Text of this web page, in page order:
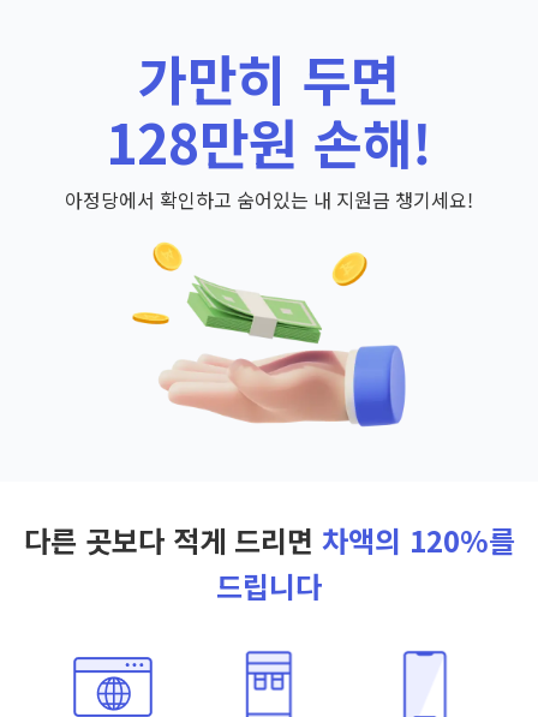
가만히 두면
128만원 손해!
아정당에서 확인하고 숨어있는 내 지원금 챙기세요!
다른 곳보다 적게 드리면 차액의 120%를
드립니다